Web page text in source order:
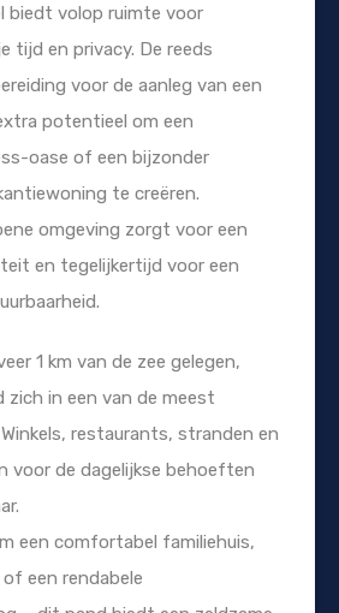
biedt volop ruimte voor
tijd en privacy. De reeds
voor de aanleg van een
potentieel om een
oase of een bijzonder
te creëren.
omgeving zorgt voor een
en tegelijkertijd voor een
1 km van de zee gelegen,
in een van de meest
restaurants, stranden en
voor de dagelijkse behoeften
een comfortabel familiehuis,
een rendabele